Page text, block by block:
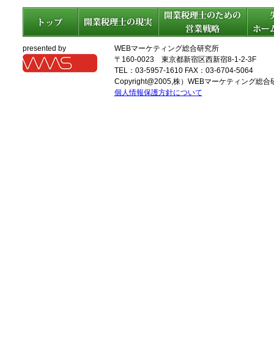
presented by
WEBマーケティング総合研究所
〒160-0023 東京都新宿区西新宿8-1-2-3F
TEL：03-5957-1610 FAX：03-6704-5064
Copyright@2005,株）WEBマーケティング総合
個人情報保護方針について